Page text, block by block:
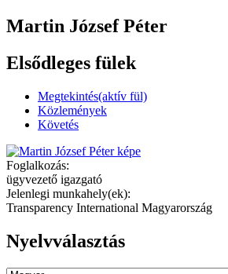
Martin József Péter
Elsődleges fülek
Megtekintés(aktív fül)
Közlemények
Követés
Foglalkozás:
ügyvezető igazgató
Jelenlegi munkahely(ek):
Transparency International Magyarország
Nyelvválasztás